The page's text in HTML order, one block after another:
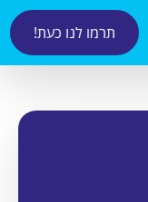
תרמו לנו כעת!